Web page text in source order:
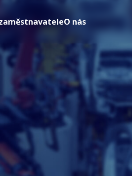
O nás